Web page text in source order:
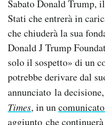
CALENDARIO
Area Personale
Newsletter
Notifiche mobile
Sabato Donald Trump, il
Stati che entrerà in
che chiuderà la sua
Donald J Trump
solo il sospetto» di un
potrebbe derivare dal
annunciato la decisione,
Times, in un
aggiunto che